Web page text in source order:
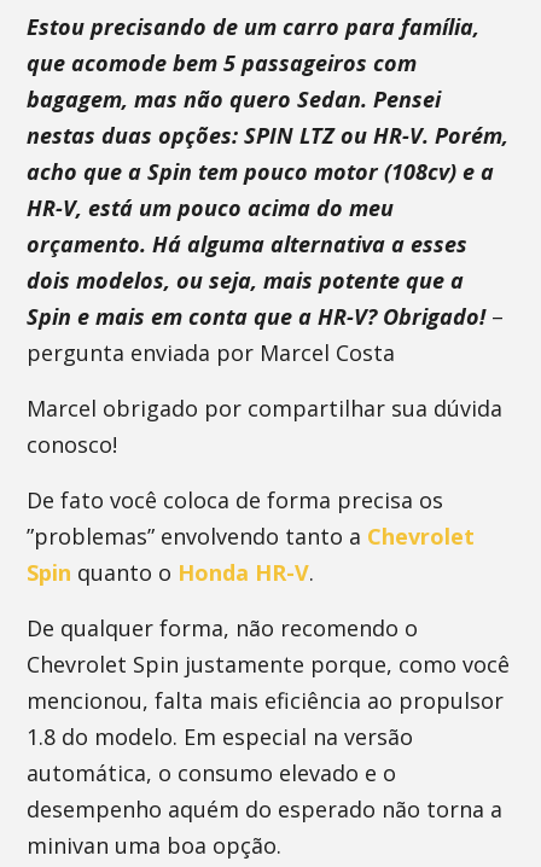
Estou precisando de um carro para família,
que acomode bem 5 passageiros com
bagagem, mas não quero Sedan. Pensei
nestas duas opções: SPIN LTZ ou HR-V. Porém,
acho que a Spin tem pouco motor (108cv) e a
HR-V, está um pouco acima do meu
orçamento. Há alguma alternativa a esses
dois modelos, ou seja, mais potente que a
Spin e mais em conta que a HR-V? Obrigado!–
pergunta enviada por Marcel Costa
Marcel obrigado por compartilhar sua dúvida
conosco!
De fato você coloca de forma precisa os
”problemas” envolvendo tanto a Chevrolet
Spin quanto o Honda HR-V.
De qualquer forma, não recomendo o
Chevrolet Spin justamente porque, como você
mencionou, falta mais eficiência ao propulsor
1.8 do modelo. Em especial na versão
automática, o consumo elevado e o
desempenho aquém do esperado não torna a
minivan uma boa opção.